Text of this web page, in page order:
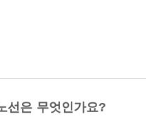
선은 무엇인가요?